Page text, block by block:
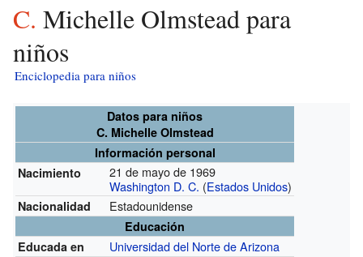
C. Michelle Olmstead para
niños
Enciclopedia para niños
Datos para niños
C. Michelle Olmstead
Información personal
Nacimiento
21 de mayo de 1969
Washington D. C. (Estados Unidos)
Nacionalidad Estadounidense
Educación
Educada en
Universidad del Norte de Arizona